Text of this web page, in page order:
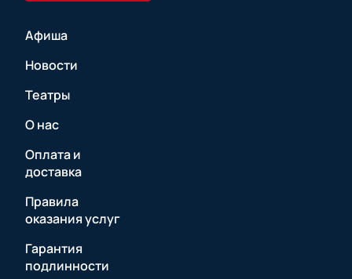
Афиша
Новости
Театры
О нас
Оплата и
доставка
Правила
оказания услуг
Гарантия
подлинности